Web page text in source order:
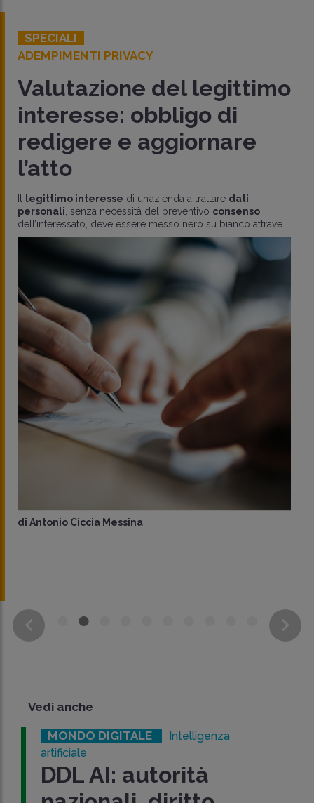
SPECIALI
ADEMPIMENTI PRIVACY
Valutazione del legittimo
interesse: obbligo di
redigere e aggiornare
l’atto
Il legittimo interesse di un’azienda a trattare dati
personali, senza necessità del preventivo consenso
dell’interessato, deve essere messo nero su bianco attrave..
di Antonio Ciccia Messina
Vedi anche
MONDO DIGITALE
Intelligenza
artificiale
DDL AI: autorità